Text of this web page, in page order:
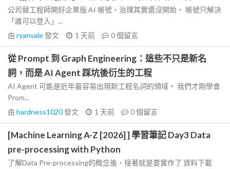
公司替工程師開好企業版 AI 帳號，治理其實還沒開始。 帳號只解決
「誰可以登入」...
由 ryanvale發文 1 天前 0個留言
從 Prompt 到 Graph Engineering：這些不只是新名
詞，而是 AI Agent 踩坑後衍生的工程
AI Agent 可能是近年最容易出現新工程名詞的領域。 我們才剛學會
Prom...
由 hardness1020發文 1 天前 0個留言
[Machine Learning A-Z [2026] ] 學習筆記 Day3 Data
pre-processing with Python
了解Data Pre-processing的概念後，接著就是要實作了 資料下載